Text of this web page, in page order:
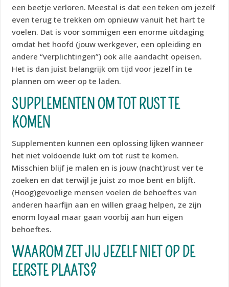
een beetje verloren. Meestal is dat een teken om jezelf
even terug te trekken om opnieuw vanuit het hart te
voelen. Dat is voor sommigen een enorme uitdaging
omdat het hoofd (jouw werkgever, een opleiding en
andere “verplichtingen”) ook alle aandacht opeisen.
Het is dan juist belangrijk om tijd voor jezelf in te
plannen om weer op te laden.
SUPPLEMENTEN OM TOT RUST TE
KOMEN
Supplementen kunnen een oplossing lijken wanneer
het niet voldoende lukt om tot rust te komen.
Misschien blijf je malen en is jouw (nacht)rust ver te
zoeken en dat terwijl je juist zo moe bent en blijft.
(Hoog)gevoelige mensen voelen de behoeftes van
anderen haarfijn aan en willen graag helpen, ze zijn
enorm loyaal maar gaan voorbij aan hun eigen
behoeftes.
WAAROM ZET JIJ JEZELF NIET OP DE
EERSTE PLAATS?